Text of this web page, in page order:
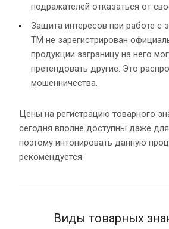
подражателей отказаться от
Защита интересов при работе с
ТМ не зарегистрирован
продукции заграницу на него
претендовать другие. Это
мошенничества.
Цены на регистрацию товарного
сегодня вполне доступны даже
поэтому интонировать данную
рекомендуется.
Виды товарных